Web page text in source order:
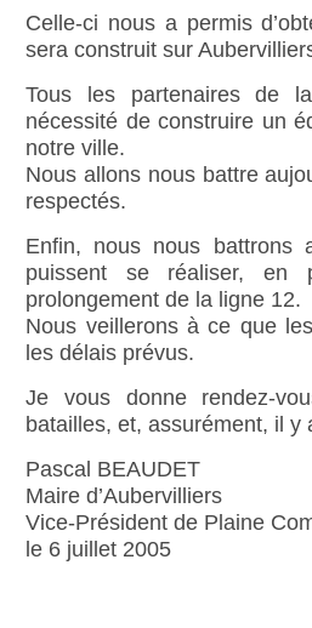
Celle-ci nous a permis
sera construit sur
Tous les partenaires de
nécessité de construire un
notre ville.
Nous allons nous battre
respectés.
Enfin, nous nous battrons
puissent se réaliser, en
prolongement de la ligne 12.
Nous veillerons à ce que
les délais prévus.
Je vous donne rendez-
batailles, et, assurément, il y
Pascal BEAUDET
Maire d’Aubervilliers
Vice-Président de Plaine
le 6 juillet 2005